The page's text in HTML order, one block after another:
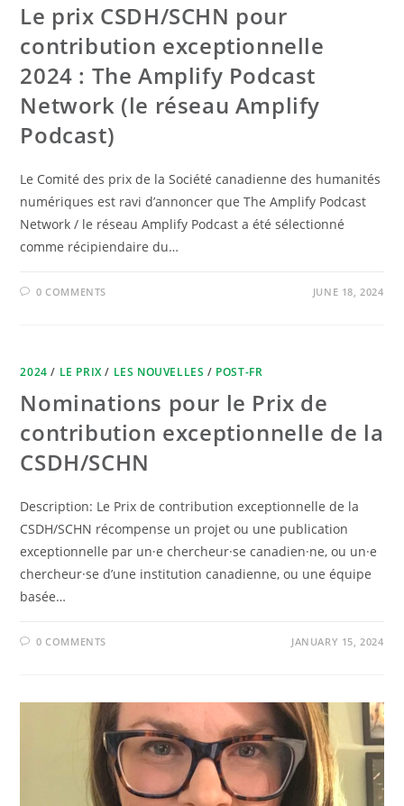
Le prix CSDH/SCHN pour
contribution exceptionnelle
2024 : The Amplify Podcast
Network (le réseau Amplify
Podcast)
Le Comité des prix de la Société canadienne des humanités
numériques est ravi d’annoncer que The Amplify Podcast
Network / le réseau Amplify Podcast a été sélectionné
comme récipiendaire du…
0 COMMENTS JUNE 18, 2024
2024 / LE PRIX/ LES NOUVELLES / POST-FR
Nominations pour le Prix de
contribution exceptionnelle de la
CSDH/SCHN
Description: Le Prix de contribution exceptionnelle de la
CSDH/SCHN récompense un projet ou une publication
exceptionnelle par un·e chercheur·se canadien·ne, ou un·e
chercheur·se d’une institution canadienne, ou une équipe
basée…
0 COMMENTS JANUARY 15, 2024